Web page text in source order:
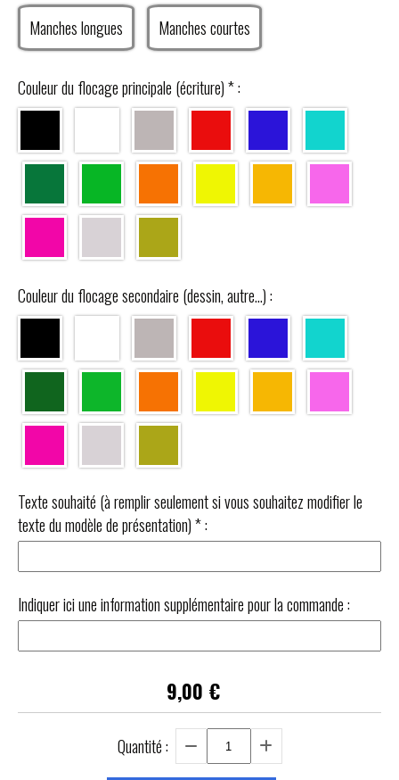
Manches longues
Manches courtes
Couleur du flocage principale (écriture)*:
Couleur du flocage secondaire (dessin, autre...) :
Texte souhaité (à remplir seulement si vous souhaitez modifier le
texte du modèle de présentation)*:
Indiquer ici une information supplémentaire pour la commande :
9,00 €
Quantité :